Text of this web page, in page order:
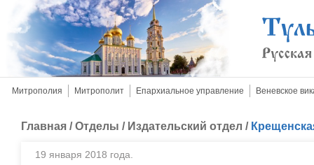
Митрополия Митрополит Епархиальное управление Веневское
Главная /Отделы / Издательский отдел /
19 января 2018 года.